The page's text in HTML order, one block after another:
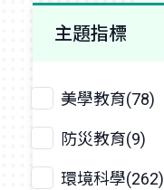
主題指標
美學教育(78)
防災教育(9)
環境科學(262)